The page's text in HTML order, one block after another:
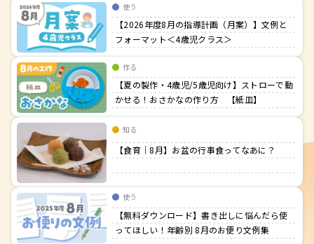
使う
【2026年度8月の指導計画（月案）】文例と
フォーマット＜4歳児クラス＞
作る
【夏の製作・4歳児/5歳児向け】ストローで動
かせる！おさかなの作り方 【紙皿】
知る
【食育｜8月】お盆の行事食ってなあに？
使う
【無料ダウンロード】書き出しに悩んだら使
ってほしい！年齢別 8月のお便り文例集